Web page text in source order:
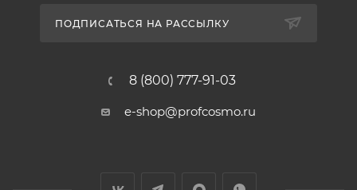
ПОДПИСАТЬСЯ НА РАССЫЛКУ
8 (800) 777-91-03
e-shop@profcosmo.ru